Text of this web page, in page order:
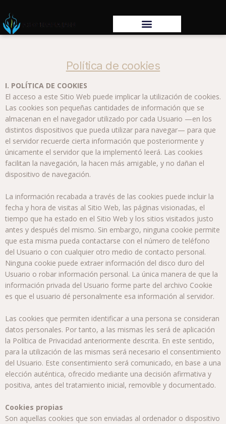
Política de cookies
I. POLÍTICA DE COOKIES
El acceso a este Sitio Web puede implicar la utilización de cookies.
Las cookies son pequeñas cantidades de información que se
almacenan en el navegador utilizado por cada Usuario —en los
distintos dispositivos que pueda utilizar para navegar— para que
el servidor recuerde cierta información que posteriormente y
únicamente el servidor que la implementó leerá. Las cookies
facilitan la navegación, la hacen más amigable, y no dañan el
dispositivo de navegación.
La información recabada a través de las cookies puede incluir la
fecha y hora de visitas al Sitio Web, las páginas visionadas, el
tiempo que ha estado en el Sitio Web y los sitios visitados justo
antes y después del mismo. Sin embargo, ninguna cookie permite
que esta misma pueda contactarse con el número de teléfono
del Usuario o con cualquier otro medio de contacto personal.
Ninguna cookie puede extraer información del disco duro del
Usuario o robar información personal. La única manera de que la
información privada del Usuario forme parte del archivo Cookie
es que el usuario dé personalmente esa información al servidor.
Las cookies que permiten identificar a una persona se consideran
datos personales. Por tanto, a las mismas les será de aplicación
la Política de Privacidad anteriormente descrita. En este sentido,
para la utilización de las mismas será necesario el consentimiento
del Usuario. Este consentimiento será comunicado, en base a una
elección auténtica, ofrecido mediante una decisión afirmativa y
positiva, antes del tratamiento inicial, removible y documentado.
Cookies propias
Son aquellas cookies que son enviadas al ordenador o dispositivo